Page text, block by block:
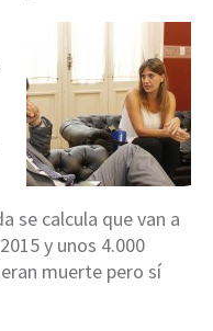
se calcula que van a
y unos 4.000
muerte pero sí